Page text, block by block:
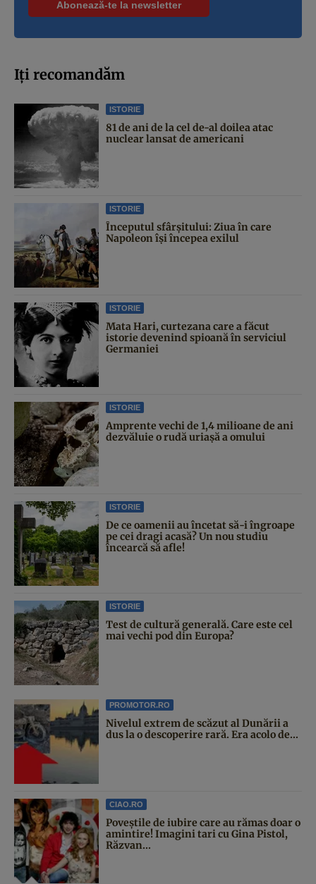
Iți recomandăm
ISTORIE
81 de ani de la cel de-al doilea atac
nuclear lansat de americani
ISTORIE
Începutul sfârşitului: Ziua în care
Napoleon îşi începea exilul
ISTORIE
Mata Hari, curtezana care a făcut
istorie devenind spioană în serviciul
Germaniei
ISTORIE
Amprente vechi de 1,4 milioane de ani
dezvăluie o rudă uriașă a omului
ISTORIE
De ce oamenii au încetat să-i îngroape
pe cei dragi acasă? Un nou studiu
încearcă să afle!
ISTORIE
Test de cultură generală. Care este cel
mai vechi pod din Europa?
PROMOTOR.RO
Nivelul extrem de scăzut al Dunării a
dus la o descoperire rară. Era acolo de...
CIAO.RO
Poveştile de iubire care au rămas doar o
amintire! Imagini tari cu Gina Pistol,
Răzvan...